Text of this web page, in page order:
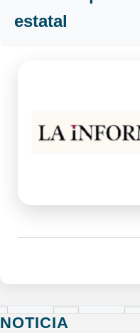
estatal
NOTICIA